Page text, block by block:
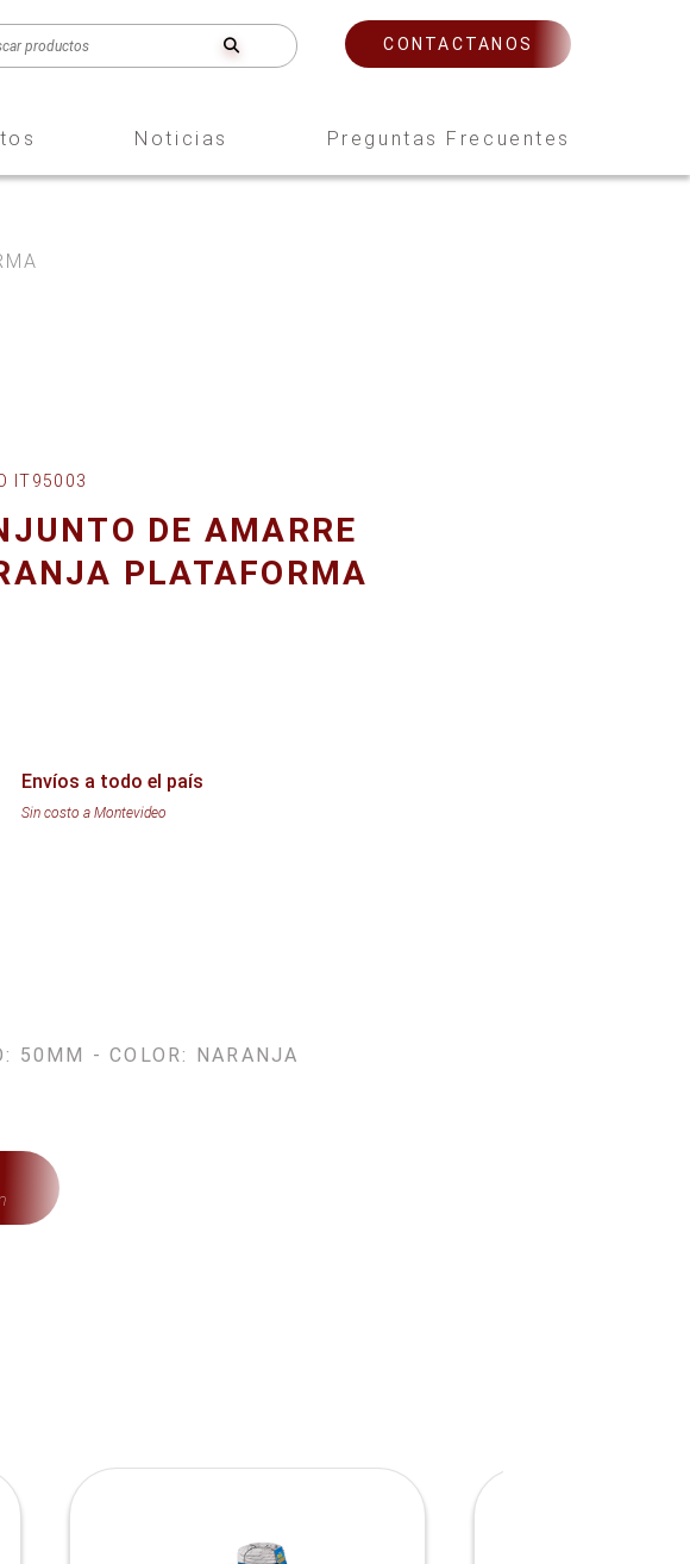
CONTACTANOS
Noticias Preguntas Frecuentes
IT95003
DE AMARRE
PLATAFORMA
Envíos a todo el país
Sin costo a Montevideo
50MM - COLOR: NARANJA